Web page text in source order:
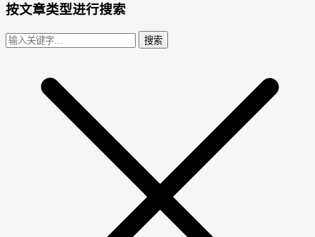
按文章类型进行搜索